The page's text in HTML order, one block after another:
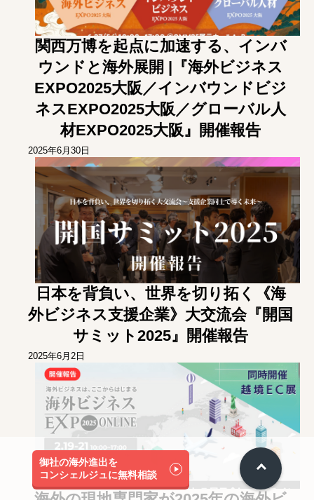
関西万博を起点に加速する、インバ
ウンドと海外展開 |『海外ビジネス
EXPO2025大阪／インバウンドビジ
ネスEXPO2025大阪／グローバル人
材EXPO2025大阪』開催報告
2025年6月30日
日本を背負い、世界を切り拓く《海
外ビジネス支援企業》大交流会『開国
サミット2025』開催報告
2025年6月2日
御社の海外進出を
コンシェルジュに無料相談